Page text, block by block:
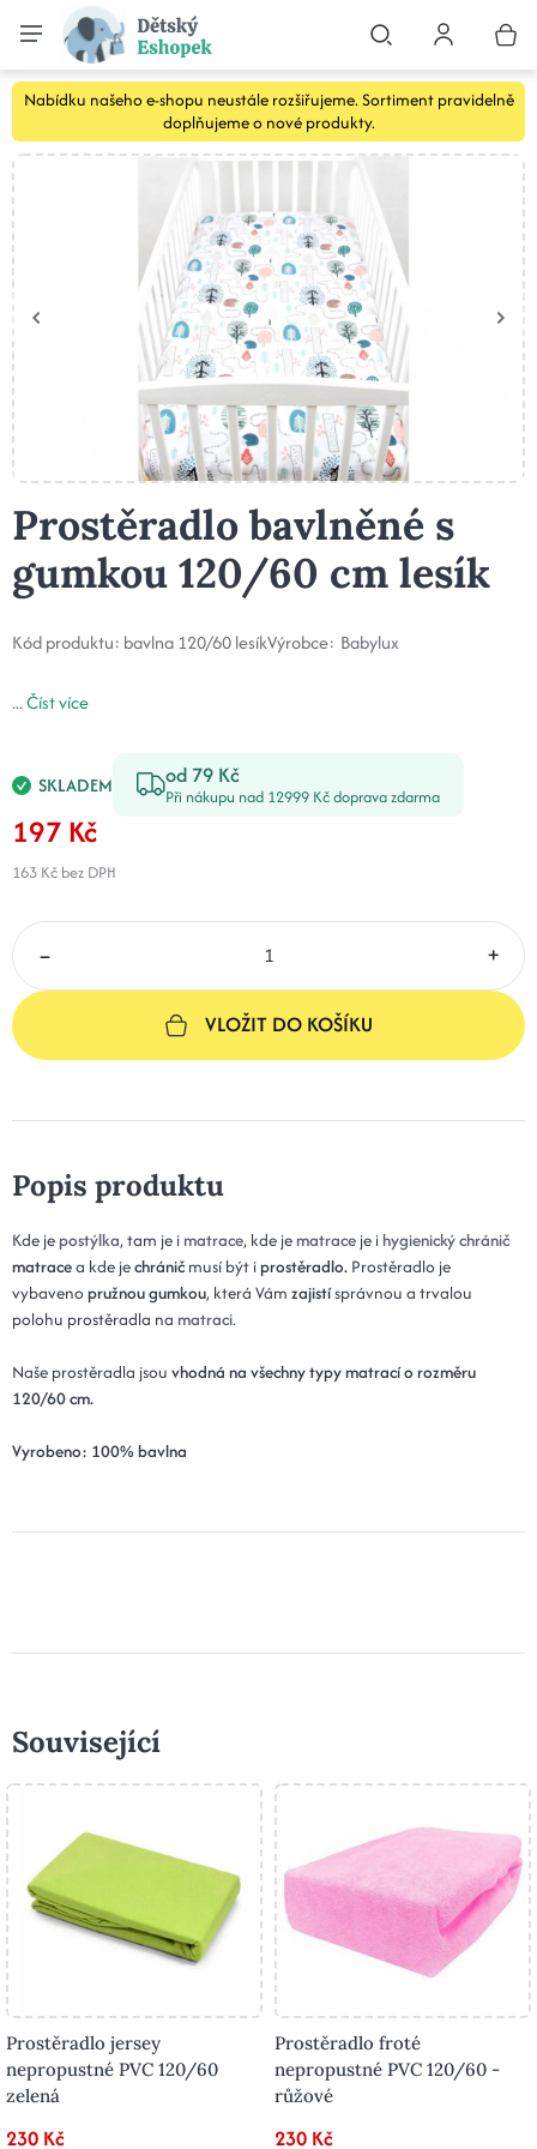
Nabídku našeho e-shopu neustále rozšiřujeme. Sortiment pravidelně
doplňujeme o nové produkty.
Prostěradlo bavlněné s
gumkou 120/60 cm lesík
Kód produktu: bavlna 120/60 lesíkVýrobce: Babylux
...Číst více
SKLADEM od 79 Kč
Při nákupu nad 12999 Kč doprava zdarma
197 Kč
163 Kč bez DPH
– +
VLOŽIT DO KOŠÍKU
Popis produktu
Kde jepostýlka, tam je imatrace, kde jematrace je ihygienický chránič
matracea kde jechránič musí být iprostěradlo. Prostěradlo je
vybaveno pružnou gumkou, která Vám zajistísprávnou a trvalou
polohu prostěradla na matraci.
Naše prostěradla jsou vhodná na všechny typy matrací o rozměru
120/60 cm.
Vyrobeno: 100% bavlna
Související
Prostěradlo jersey
nepropustné PVC 120/60
zelená
230 Kč
Prostěradlo froté
nepropustné PVC 120/60 -
růžové
230 Kč